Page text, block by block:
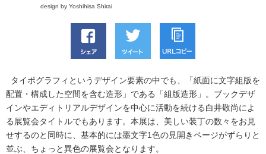
design by Yoshihisa Shirai
タイポグラフィというデザイン要素の中でも、「紙面に文字組版を
配置・構成した空間を含む造形」である「組版造形」。ブックデザ
インやエディトリアルデザインを中心に活動を続ける白井敬尚によ
る展覧会タイトルでもあります。本展は、美しい装丁の数々をお見
せするのと同時に、基本的には墨文字1色の見開きページがずらりと
並ぶ、ちょっと異色の展覧会となります。